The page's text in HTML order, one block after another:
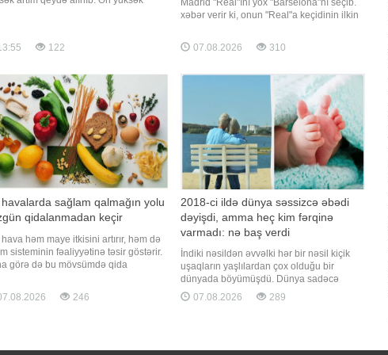
məlumat verilib. Turizm
122
xəbər verir ki, onun "Real"a keçidinin ilkin
tutmadığı məlum olub. Qeyd olunur ki,
Rodri "Real"la sövdələşməyə 100 faiz razı
07.08.2026 310
sağlam qalmağın yolu
qidalanmadan keçir
həm maye itkisini artırır, həm də
sisteminin fəaliyyətinə təsir göstərir.
görə də bu mövsümdə qida
baxımından xüsusi əhəmiyyət
Bunu BİG.AZ-a açıqlamasında
246
2018-ci ildə dünya səssizcə əbədi
dəyişdi, amma heç kim fərqinə
varmadı: nə baş verdi
İndiki nəsildən əvvəlki hər bir nəsil kiçik
uşaqların yaşlılardan çox olduğu bir
dünyada böyümüşdü. Dünya sadəcə
olaraq belə qurulmuşdu və bütün yazılı
tarix boyunca bütün planet üçün bu, belə
07.08.2026 289